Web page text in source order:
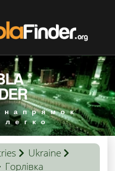
напрямок
легко
Ukraine
Горлівка